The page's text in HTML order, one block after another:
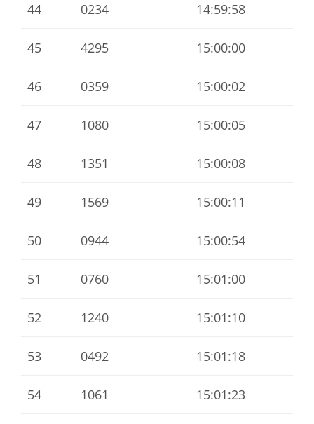
44 0234 14:59:58
45 4295 15:00:00
46 0359 15:00:02
47 1080 15:00:05
48 1351 15:00:08
49 1569 15:00:11
50 0944 15:00:54
51 0760 15:01:00
52 1240 15:01:10
53 0492 15:01:18
54 1061 15:01:23